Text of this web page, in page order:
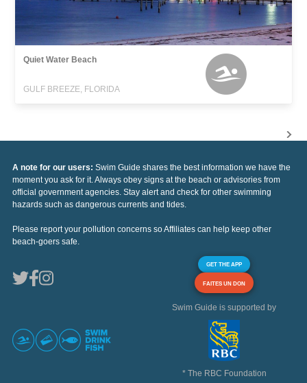
Quiet Water Beach
GULF BREEZE, FLORIDA
A note for our users: Swim Guide shares the best information we have the
moment you ask for it. Always obey signs at the beach or advisories from
official government agencies. Stay alert and check for other swimming
hazards such as dangerous currents and tides.
Please report your pollution concerns so Affiliates can help keep other
beach-goers safe.
GET THE APP
FAITES UN DON
Swim Guide is supported by
* The RBC Foundation